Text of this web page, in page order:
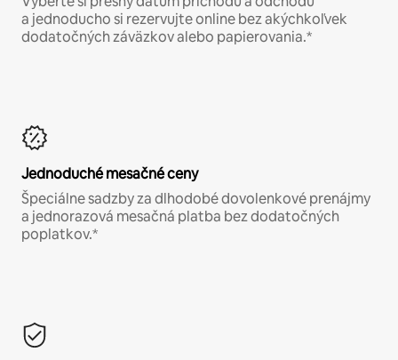
a jednoducho si rezervujte online bez akýchkoľvek
dodatočných záväzkov alebo papierovania.*
Jednoduché mesačné ceny
Špeciálne sadzby za dlhodobé dovolenkové prenájmy
a jednorazová mesačná platba bez dodatočných
poplatkov.*